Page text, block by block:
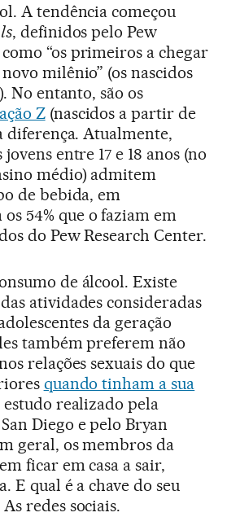
A tendência começou
, definidos pelo Pew
“os primeiros a chegar
milênio” (os nascidos
No entanto, são os
Z(nascidos a partir de
diferença. Atualmente,
jovens entre 17 e 18 anos (no
médio) admitem
de bebida, em
54% que o faziam em
do Pew Research Center.
de álcool. Existe
atividades consideradas
da geração
também preferem não
relações sexuais do que
quando tinham a sua
realizado pela
Diego e pelo Bryan
geral, os membros da
ficar em casa a sair,
E qual é a chave do seu
redes sociais.